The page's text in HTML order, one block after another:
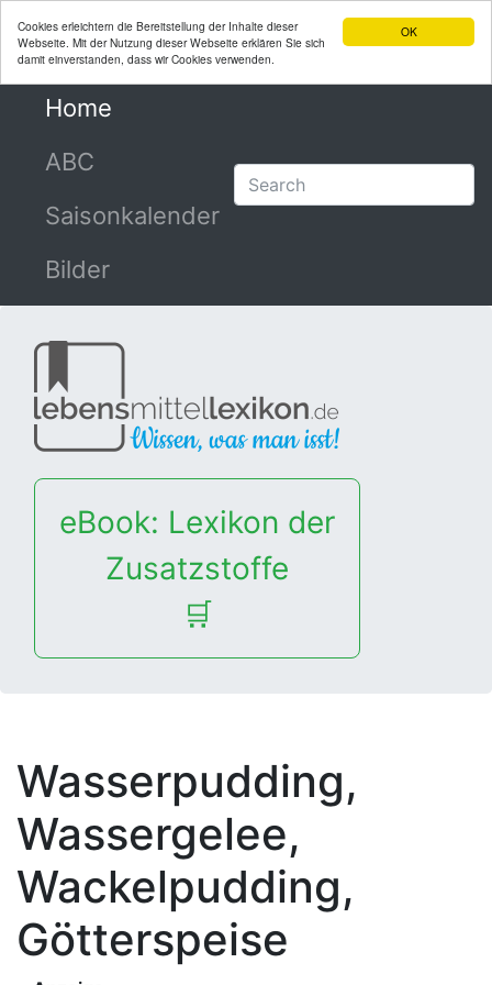
OK
Cookies erleichtern die Bereitstellung der Inhalte dieser
Webseite. Mit der Nutzung dieser Webseite erklären Sie sich
damit einverstanden, dass wir Cookies verwenden.
Home
ABC
Saisonkalender
Bilder
eBook: Lexikon der
Zusatzstoffe
🛒
Wasserpudding,
Wassergelee,
Wackelpudding,
Götterspeise